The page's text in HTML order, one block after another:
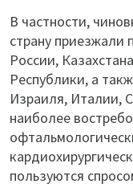
В частности,
страну приезжали
России,
Республики, а
Израиля, Италии,
наиболее
пользуются